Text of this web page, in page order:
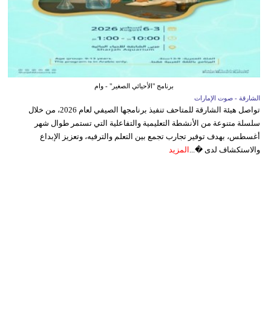
برنامج "الأحيائي الصغير" - وام
الشارقة - صوت الإمارات
تواصل هيئة الشارقة للمتاحف تنفيذ برنامجها الصيفي لعام 2026، من خلال
سلسلة متنوعة من الأنشطة التعليمية والتفاعلية التي تستمر طوال شهر
أغسطس، بهدف توفير تجارب تجمع بين التعلم والترفيه، وتعزيز الإبداع
والاستكشاف لدى �... المزيد